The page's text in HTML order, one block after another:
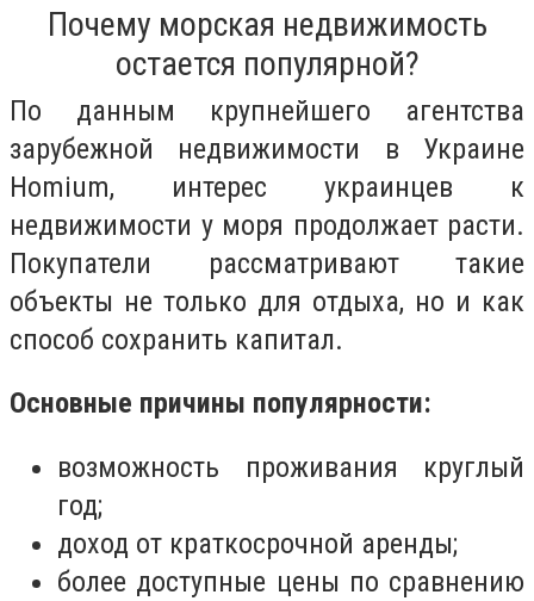
Почему морская недвижимость
остается популярной?
По данным крупнейшего агентства
зарубежной недвижимости в Украине
Homium, интерес украинцев к
недвижимости у моря продолжает расти.
Покупатели рассматривают такие
объекты не только для отдыха, но и как
способ сохранить капитал.
Основные причины популярности:
возможность проживания круглый
год;
доход от краткосрочной аренды;
более доступные цены по сравнению